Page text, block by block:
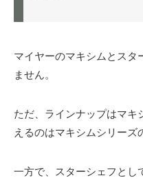
マイヤーのマキシムとスタ
ません。
ただ、ラインナップはマキ
えるのはマキシムシリーズ
一方で、スターシェフとし